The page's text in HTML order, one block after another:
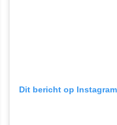
Dit bericht op